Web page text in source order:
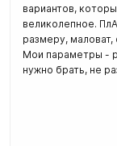
вариантов,
великолепное.
размеру,
Мои параметры -
нужно брать, не